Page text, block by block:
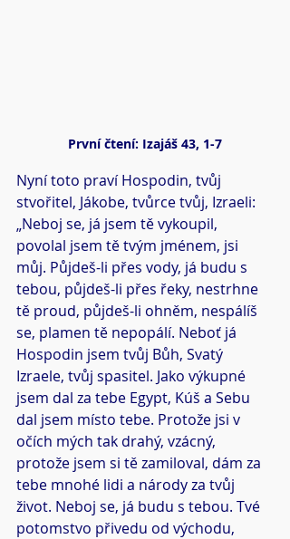
První čtení: Izajáš 43, 1-7
Nyní toto praví Hospodin, tvůj
stvořitel, Jákobe, tvůrce tvůj, Izraeli:
„Neboj se, já jsem tě vykoupil,
povolal jsem tě tvým jménem, jsi
můj. Půjdeš-li přes vody, já budu s
tebou, půjdeš-li přes řeky, nestrhne
tě proud, půjdeš-li ohněm, nespálíš
se, plamen tě nepopálí. Neboť já
Hospodin jsem tvůj Bůh, Svatý
Izraele, tvůj spasitel. Jako výkupné
jsem dal za tebe Egypt, Kúš a Sebu
dal jsem místo tebe. Protože jsi v
očích mých tak drahý, vzácný,
protože jsem si tě zamiloval, dám za
tebe mnohé lidi a národy za tvůj
život. Neboj se, já budu s tebou. Tvé
potomstvo přivedu od východu,